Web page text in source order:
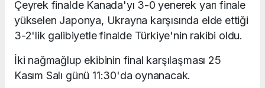
Çeyrek finalde Kanada'yı 3-0 yenerek yarı finale
yükselen Japonya, Ukrayna karşısında elde ettiği
3-2'lik galibiyetle finalde Türkiye'nin rakibi oldu.
İki nağmağlup ekibinin final karşılaşması 25
Kasım Salı günü 11:30'da oynanacak.